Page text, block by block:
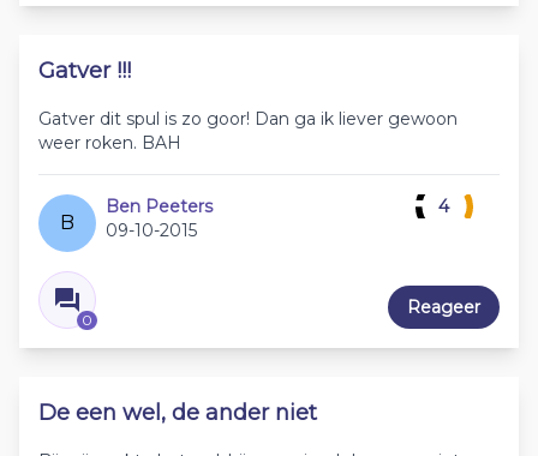
Gatver !!!
Gatver dit spul is zo goor! Dan ga ik liever gewoon
weer roken. BAH
B
Ben Peeters
09-10-2015
0
4
Reageer
De een wel, de ander niet